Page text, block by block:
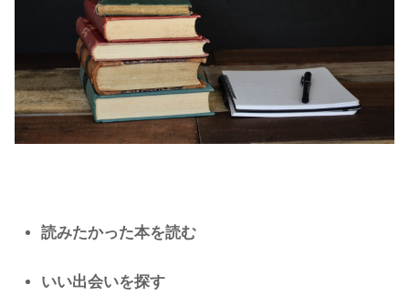
読みたかった本を読む
いい出会いを探す